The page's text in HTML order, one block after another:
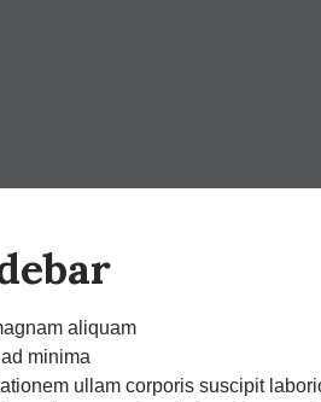
aliquam
minima
ullam corporis suscipit